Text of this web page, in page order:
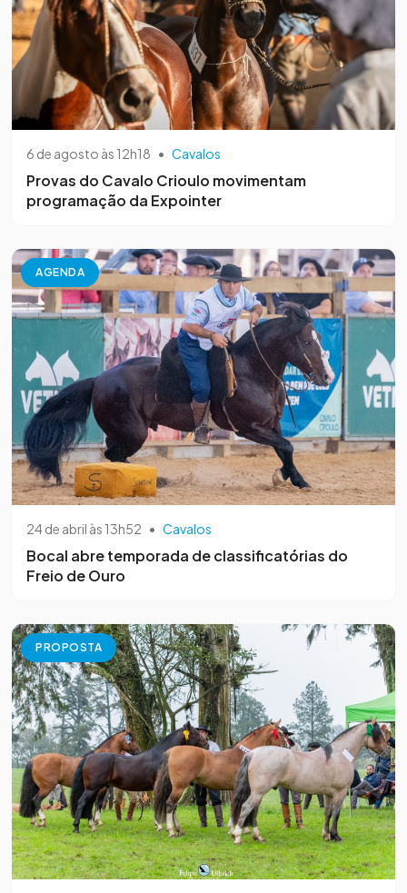
6 de agosto às 12h18 • Cavalos
Provas do Cavalo Crioulo movimentam
programação da Expointer
AGENDA
24 de abril às 13h52 • Cavalos
Bocal abre temporada de classificatórias do
Freio de Ouro
PROPOSTA